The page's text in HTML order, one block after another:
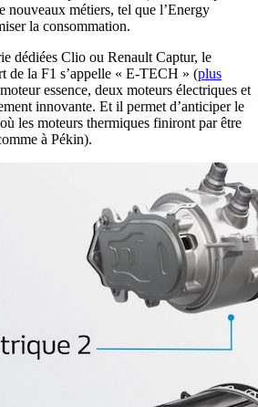
nouveaux métiers, tel que l’Energy
la consommation.
dédiées Clio ou Renault Captur, le
de la F1 s’appelle « E-TECH » (plus
essence, deux moteurs électriques et
innovante. Et il permet d’anticiper le
les moteurs thermiques finiront par être
à Pékin).